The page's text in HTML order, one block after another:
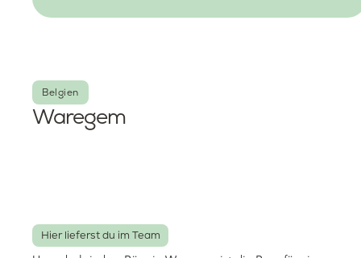
Belgien
Waregem
Hier lieferst du im Team